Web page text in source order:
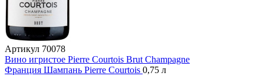
Артикул 70078
Вино игристое Pierre Сourtois Brut Champagne
Франция Шампань Pierre Сourtois 0,75 л